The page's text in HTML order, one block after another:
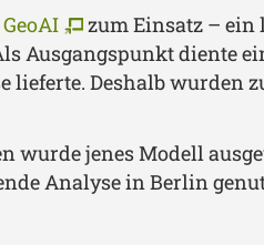
GeoAI
zum Einsatz – ein
Ausgangspunkt diente
lieferte. Deshalb
jenes Modell
Analyse in Berlin